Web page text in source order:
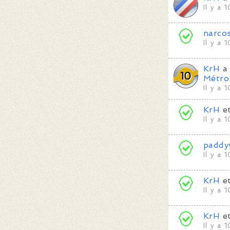
Il y a
Il y a
KrH a
Il y a
KrH
Il y a
Il y a
KrH
Il y a
KrH
Il y a